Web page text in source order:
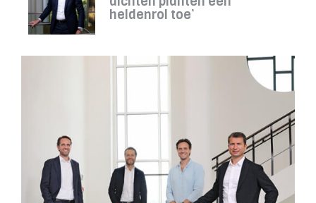
heldenrol toe’